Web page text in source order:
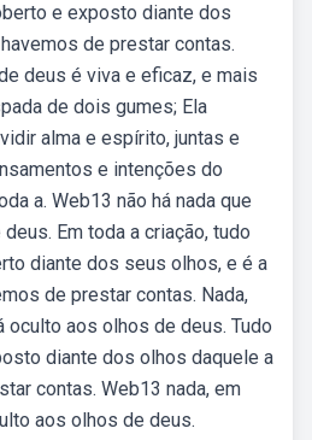
e exposto diante dos
de prestar contas.
deus é viva e eficaz, e mais
de dois gumes; Ela
alma e espírito, juntas e
e intenções do
a. Web13 não há nada que
Em toda a criação, tudo
diante dos seus olhos, e é a
de prestar contas. Nada,
oculto aos olhos de deus. Tudo
diante dos olhos daquele a
contas. Web13 nada, em
aos olhos de deus.